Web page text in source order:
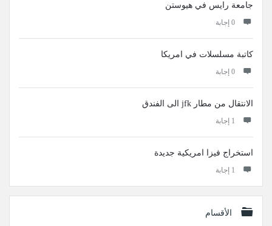
جامعة رايس في هيوستن
‫0 إجابة
كاتبة مسلسلات في امريكا
‫0 إجابة
الانتقال من مطار jfk الى الفندق
‫1 إجابة
استخراج فيزا امريكية جديدة
‫1 إجابة
الأقسام